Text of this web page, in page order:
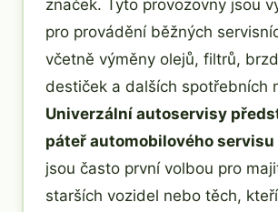
značek. Tyto provozovny jsou
pro provádění běžných
včetně výměny olejů, filtrů,
destiček a dalších spotřebních
Univerzální autoservisy
páteř automobilového
jsou často první volbou pro
starších vozidel nebo těch,